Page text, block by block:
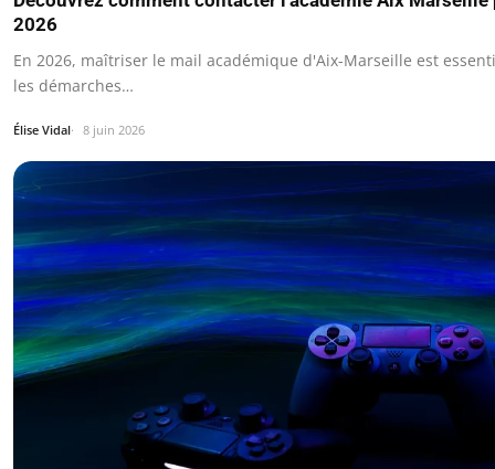
2026
En 2026, maîtriser le mail académique d'Aix-Marseille est
les démarches…
Élise Vidal 8 juin 2026